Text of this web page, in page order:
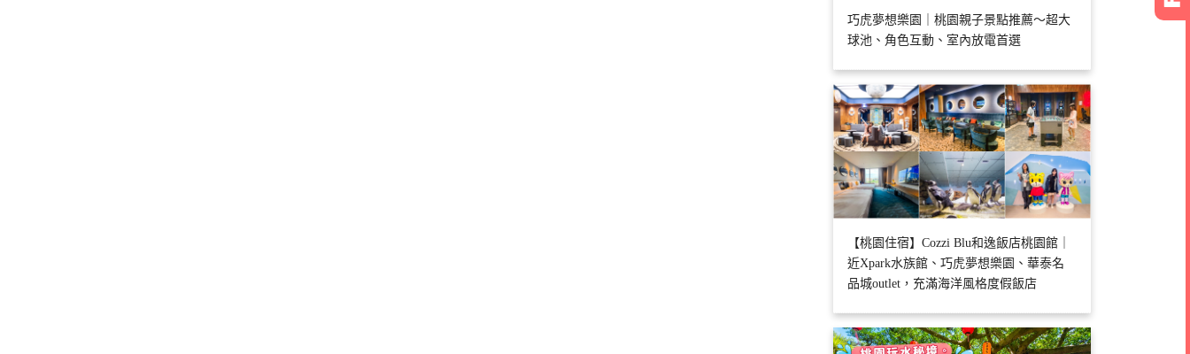
巧虎夢想樂園｜桃園親子景點推薦～超大
球池、角色互動、室內放電首選
【桃園住宿】Cozzi Blu和逸飯店桃園館｜
近Xpark水族館、巧虎夢想樂園、華泰名
品城outlet，充滿海洋風格度假飯店